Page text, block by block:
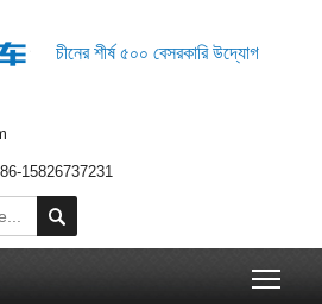
চীনের শীর্ষ ৫০০ বেসরকারি উদ্যোগ
15826737231
